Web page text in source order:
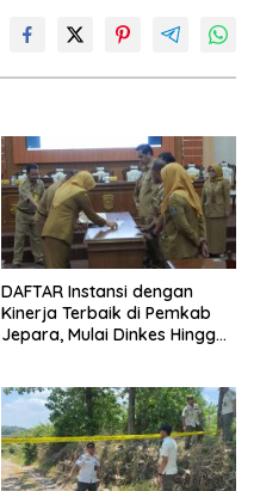
DAFTAR Instansi dengan
Kinerja Terbaik di Pemkab
Jepara, Mulai Dinkes Hingga